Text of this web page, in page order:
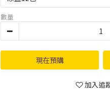
數量
現在預購
加入追